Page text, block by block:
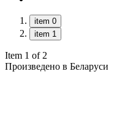
item 0
item 1
Item 1 of 2
Произведено в Беларуси